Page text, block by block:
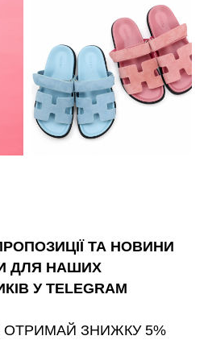
ТА НОВИНИ
ДЛЯ НАШИХ
У TELEGRAM
ОТРИМАЙ ЗНИЖКУ 5%